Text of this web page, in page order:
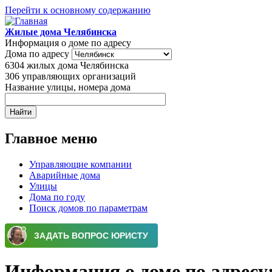
Перейти к основному содержанию
Жилые дома Челябинска
Информация о доме по адресу
Дома по адресу
6304 жилых дома Челябинска
306 управляющих организаций
Название улицы, номера дома
Главное меню
Управляющие компании
Аварийные дома
Улицы
Дома по году
Поиск домов по параметрам